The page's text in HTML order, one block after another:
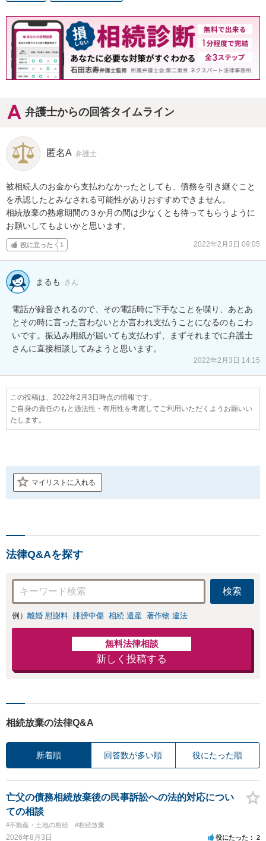
弁護士からの回答タイムライン
匿名A 弁護士
被相続人のお金から支払わなかったとしても、債務を引き継ぐこと
を承認したとみなされる可能性がありおすすめできません。
相続放棄の熟慮期間の３か月の間は少なくとも待ってもらうように
お願いしてもよいかと思います。
役に立った 1 2022年2月3日 09:05
まるも さん
電話が録音されるので、その電話時に下手なことを喋り、あとあ
とその時に言った言わないとか言われ支払うことになるのもこわ
いです。振込み用紙が届いても支払わず、まずそれまでに弁護士
さんに直接相談してみようと思います。
2022年2月3日 14:15
この投稿は、2022年2月3日時点の情報です。
ご自身の責任のもと適法性・有用性を考慮してご利用いただくようお願いい
たします。
マイリストに入れる
法律Q&Aを探す
検索
例） 離婚 慰謝料 誹謗中傷 相続 遺産 著作物 違法
無料法律相談
新しく投稿する
相続放棄の法律Q&A
新着順 回答数が多い順 役にたった順
亡父の債務相続放棄後の民事訴訟への法的対応につい
ての相談
#不動産・土地の相続 #相続放棄
2026年8月3日 役にたった 2